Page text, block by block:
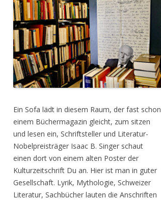
Ein Sofa lädt in diesem Raum, der fast schon
einem Büchermagazin gleicht, zum sitzen
und lesen ein, Schriftsteller und Literatur-
Nobelpreisträger Isaac B. Singer schaut
einen dort von einem alten Poster der
Kulturzeitschrift Du an. Hier ist man in guter
Gesellschaft. Lyrik, Mythologie, Schweizer
Literatur, Sachbücher lauten die Anschriften